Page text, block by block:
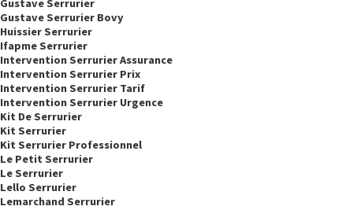
Gustave Serrurier
Gustave Serrurier Bovy
Huissier Serrurier
Ifapme Serrurier
Intervention Serrurier Assurance
Intervention Serrurier Prix
Intervention Serrurier Tarif
Intervention Serrurier Urgence
Kit De Serrurier
Kit Serrurier
Kit Serrurier Professionnel
Le Petit Serrurier
Le Serrurier
Lello Serrurier
Lemarchand Serrurier